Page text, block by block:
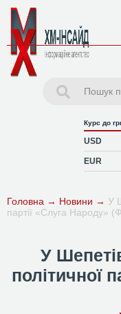
Курс до
USD
EUR
Головна → Новини → У
партії «Слуга Народу»
У
політичної